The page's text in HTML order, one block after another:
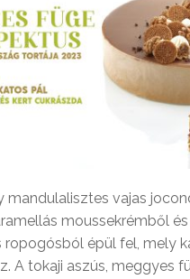
mandulalisztes vajas
moussekrémből
ropogósból épül fel, mely
A tokaji aszús, meggyes